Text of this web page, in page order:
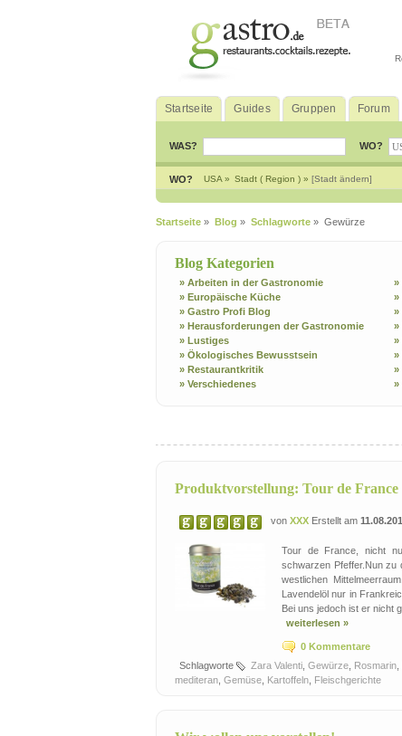
Startseite Guides Gruppen Forum
WAS? WO?
WO? USA » Stadt ( Region ) » [Stadt ändern]
Startseite » Blog » Schlagworte » Gewürze
Blog Kategorien
» Arbeiten in der Gastronomie »
» Europäische Küche
»
» Gastro Profi Blog
»
» Herausforderungen der Gastronomie
»
» Lustiges
»
» Ökologisches Bewusstsein
»
» Restaurantkritik
»
» Verschiedenes
»
Produktvorstellung: Tour de France
von XXX Erstellt am
Tour de France, nicht
schwarzen Pfeffer.Nun zu
westlichen
Lavendelöl nur in
Bei uns jedoch ist er nicht
weiterlesen »
0 Kommentare
Schlagworte
Zara Valenti Gewürze Rosmarin
mediteran Gemüse Kartoffeln Fleischgerichte